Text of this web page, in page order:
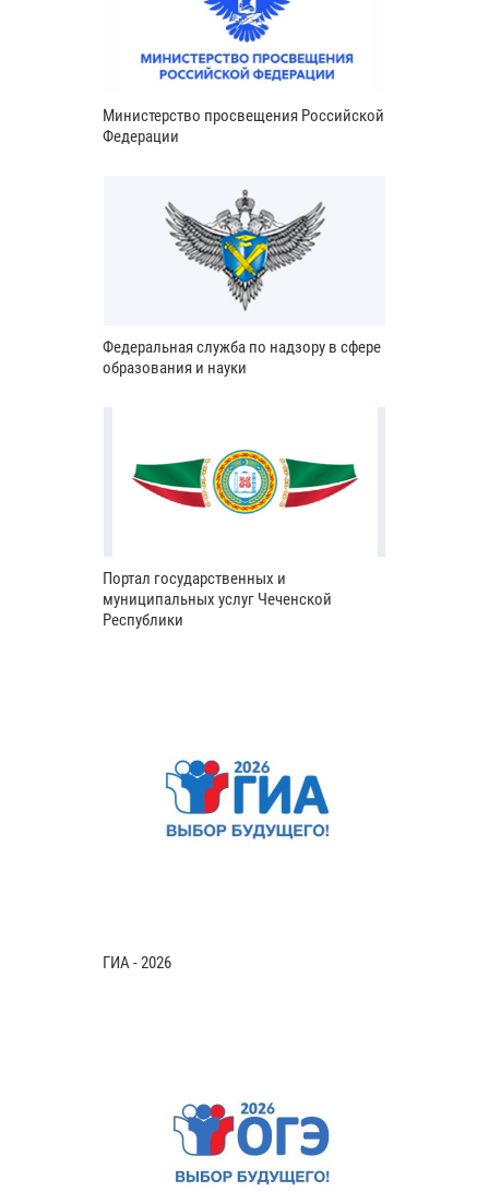
Министерство просвещения Российской
Федерации
Федеральная служба по надзору в сфере
образования и науки
Портал государственных и
муниципальных услуг Чеченской
Республики
ГИА - 2026